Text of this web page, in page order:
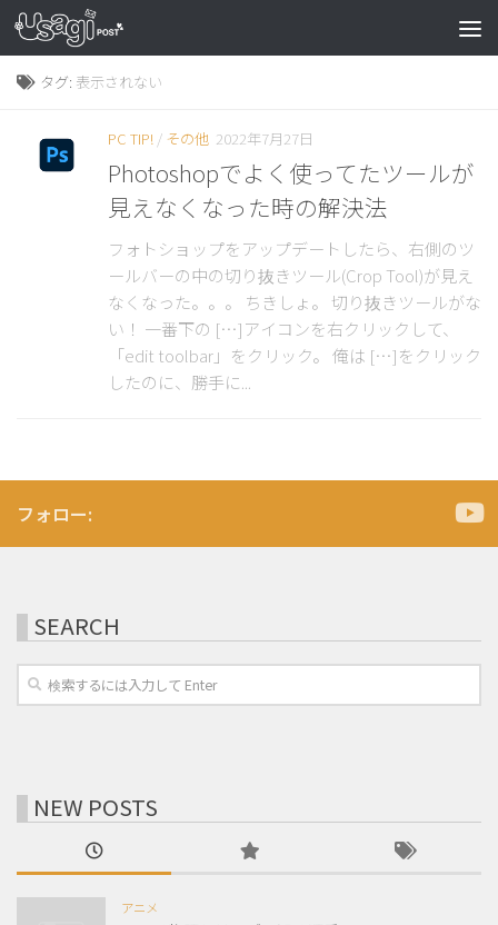
タグ: 表示されない
PC TIP! / その他 2022年7月27日
Photoshopでよく使ってたツールが
見えなくなった時の解決法
フォトショップをアップデートしたら、右側のツ
ールバーの中の切り抜きツール(Crop Tool)が見え
なくなった。。。 ちきしょ。 切り抜きツールがな
い！ 一番下の […]アイコンを右クリックして、
「edit toolbar」をクリック。 俺は […]をクリック
したのに、勝手に...
フォロー:
SEARCH
NEW POSTS
アニメ